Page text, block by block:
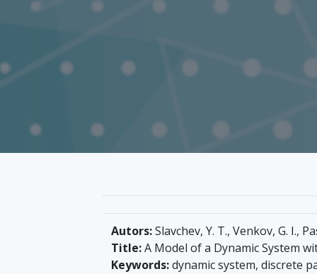
Autors:Slavchev, Y. T., Venkov, G. I.,
Title:A Model of a Dynamic System
Keywords:dynamic system, discrete